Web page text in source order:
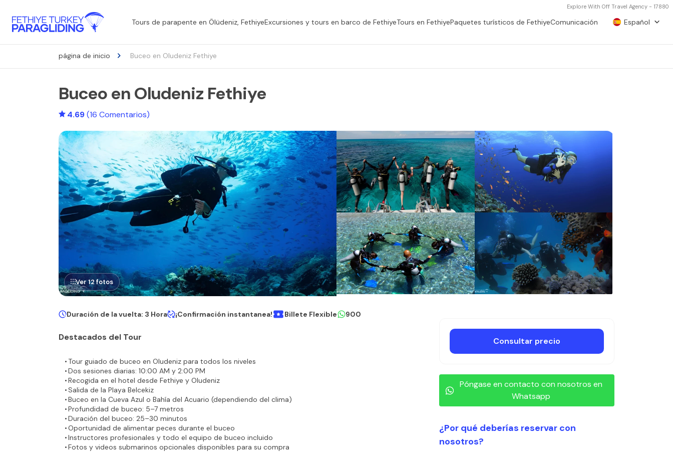
Explore With Off Travel Agency - 17880
Tours de parapente en Ölüdeniz, FethiyeExcursiones y tours en barco de FethiyeTours en FethiyePaquetes turísticos de FethiyeComunicación Español
página de inicio Buceo en Oludeniz Fethiye
Buceo en Oludeniz Fethiye
4.69(16 Comentarios)
Ver 12 fotos
Duración de la vuelta: 3 Hora ¡Confirmación instantanea! Billete Flexible 900
Destacados del Tour
Tour guiado de buceo en Oludeniz para todos los niveles
Dos sesiones diarias: 10:00 AM y 2:00 PM
Recogida en el hotel desde Fethiye y Oludeniz
Salida de la Playa Belcekiz
Buceo en la Cueva Azul o Bahía del Acuario (dependiendo del clima)
Profundidad de buceo: 5–7 metros
Duración del buceo: 25–30 minutos
Oportunidad de alimentar peces durante el buceo
Instructores profesionales y todo el equipo de buceo incluido
Fotos y videos submarinos opcionales disponibles para su compra
Consultar precio
Póngase en contacto con nosotros en
Whatsapp
¿Por qué deberías reservar con
nosotros?